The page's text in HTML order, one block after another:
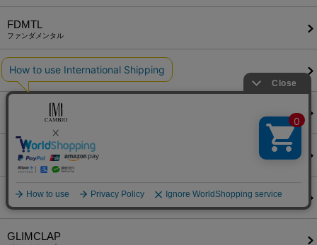
FDMTL
ファンダメンタル
felkod
フィデリティ
FlexibleVisual SPCE
フレキシブル ヴィジュアル スペース
glamb
グラム
GLIMCLAP